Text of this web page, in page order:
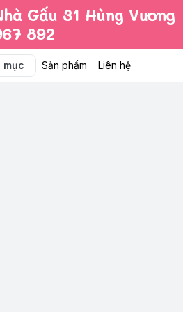
Gấu 31 Hùng Vương
892
mục Sản phẩm Liên hệ